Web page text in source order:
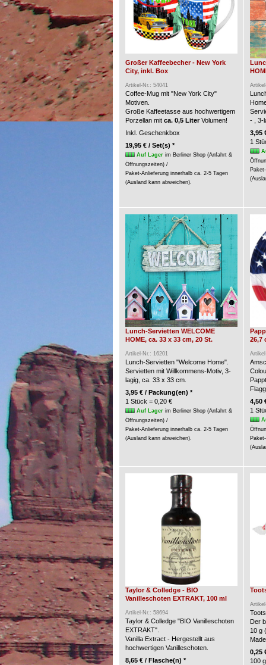
Großer Kaffeebecher - New York
City, inkl. Box
Artikel-Nr.: 54041
Coffee-Mug mit "New York City"
Motiven.
Große Kaffeetasse aus hochwertigem
Porzellan mit ca. 0,5 LiterVolumen!
Inkl. Geschenkbox
19,95 € / Set(s) *
Auf Lagerim Berliner Shop (Anfahrt &
Öffnungszeiten) /
Paket-Anlieferung innerhalb ca. 2-5 Tagen
(Ausland kann abweichen).
- , 3-
3,95
1
Lunch-Servietten WELCOME
HOME, ca. 33 x 33 cm, 20 St.
Artikel-Nr.: 16201
Lunch-Servietten "Welcome Home".
Servietten mit Willkommens-Motiv, 3-
lagig, ca. 33 x 33 cm.
3,95 € / Packung(en) *
1 Stück = 0,20 €
Auf Lagerim Berliner Shop (Anfahrt &
Öffnungszeiten) /
Paket-Anlieferung innerhalb ca. 2-5 Tagen
(Ausland kann abweichen).
26,7
4,50
1
Taylor & Colledge - BIO
Vanilleschoten EXTRAKT, 100 ml
Artikel-Nr.: 58694
Taylor & Colledge "BIO Vanilleschoten
EXTRAKT".
Vanilla Extract - Hergestellt aus
hochwertigen Vanilleschoten.
8,65 € / Flasche(n) *
Der
10 g
0,25
100